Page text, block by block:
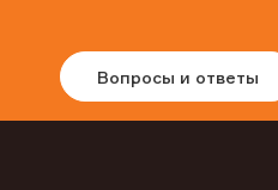
Вопросы и ответы